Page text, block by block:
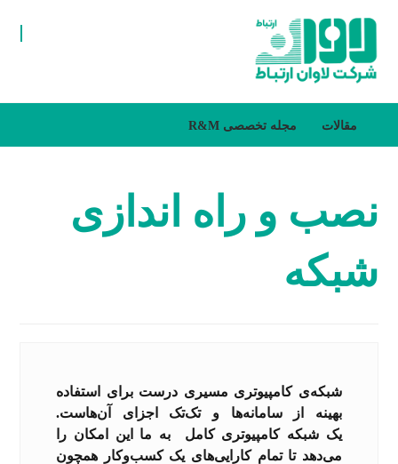
مقالات مجله تخصصی R&M
نصب و راه اندازی
شبکه
شبکه‌ی کامپیوتری مسیری درست برای استفاده
بهینه از سامانه‌ها و تک‌تک اجزای آن‌هاست.
یک شبکه کامپیوتری کامل به ما این امکان را
می‌دهد تا تمام کارایی‌های یک کسب‌وکار همچون